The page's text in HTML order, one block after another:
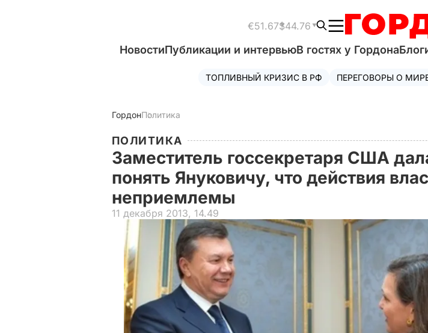
€51.67$44.76
НовостиПубликации и интервьюВ гостях у Гордона
ТОПЛИВНЫЙ КРИЗИС В РФ ПЕРЕГОВОРЫ О
ГордонПолитика
ПОЛИТИКА
Заместитель госсекретаря США
понять Януковичу, что действия
неприемлемы
11 декабря 2013, 14.49